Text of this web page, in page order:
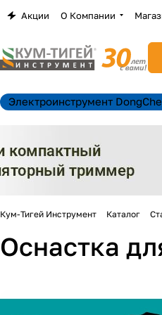
Акции О Компании
Электроинструмент
Кум-Тигей Инструмент Каталог
Оснастка